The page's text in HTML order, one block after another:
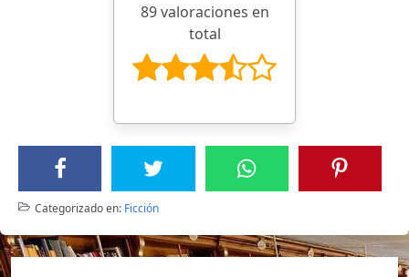
89 valoraciones en
total
Categorizado en: Ficción